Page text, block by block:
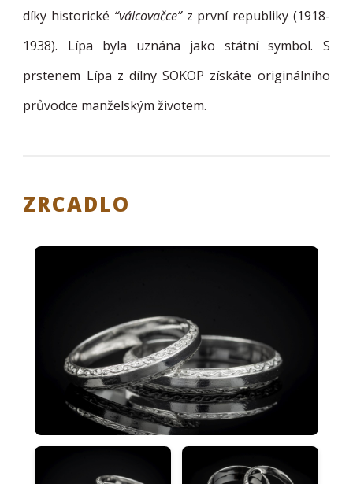
díky historické “válcovačce”z první republiky (1918-
1938). Lípa byla uznána jako státní symbol. S
prstenem Lípa z dílny SOKOP získáte originálního
průvodce manželským životem.
ZRCADLO